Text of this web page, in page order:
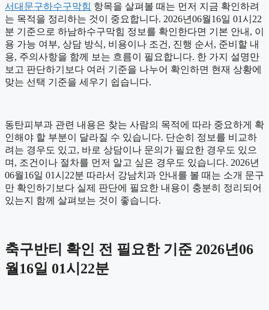
서대문구하수구막힘 항목을 살펴볼 때는 먼저 지금 확인하려
는 목적을 정리하는 것이 중요합니다. 2026년06월16일 01시22
분 기준으로 하남하수구막힘 정보를 확인한다면 기본 안내, 이
용 가능 여부, 상담 방식, 비용이나 조건, 진행 순서, 준비할 내
용, 주의사항을 함께 보는 흐름이 필요합니다. 한 가지 설명만
보고 판단하기보다 여러 기준을 나누어 확인하면 현재 상황에
맞는 선택 기준을 세우기 쉽습니다.
동탄피부과 관련 내용은 찾는 사람의 목적에 따라 중요하게 확
인해야 할 부분이 달라질 수 있습니다. 단순히 정보를 비교하
려는 경우도 있고, 바로 상담이나 문의가 필요한 경우도 있으
며, 조건이나 절차를 먼저 알고 싶은 경우도 있습니다. 2026년
06월16일 01시22분 따라서 강남치과 안내를 볼 때는 소개 문구
만 확인하기보다 실제 판단에 필요한 내용이 충분히 정리되어
있는지 함께 살펴보는 것이 좋습니다.
축구반티 확인 전 필요한 기준 2026년06
월16일 01시22분